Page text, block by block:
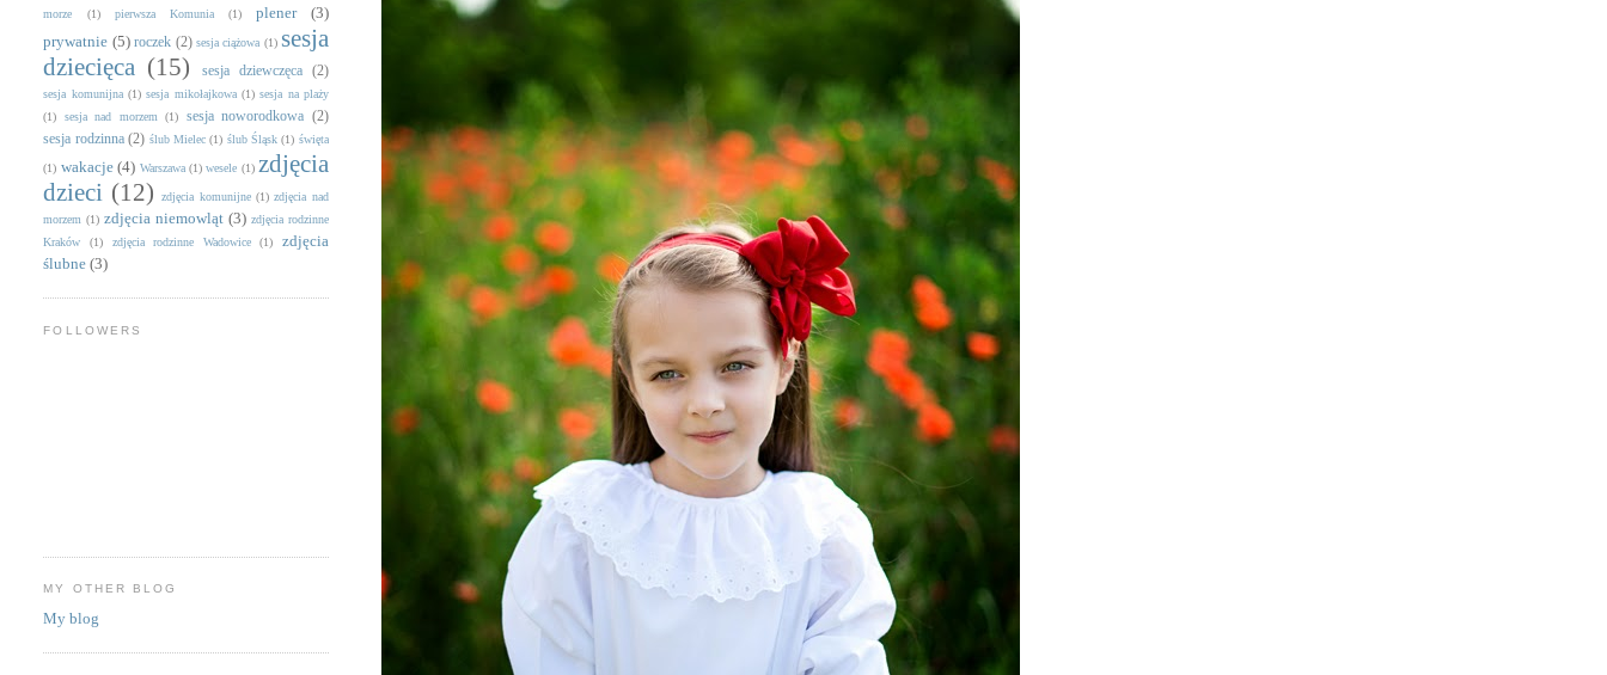
morze (1) pierwsza Komunia (1) plener
(3)
prywatnie (5) roczek (2) sesja ciążowa (1) sesja
dziecięca (15) sesja dziewczęca (2)
sesja komunijna (1) sesja mikołajkowa (1) sesja na plaży
(1)
sesja nad morzem (1) sesja noworodkowa (2)
sesja rodzinna (2) ślub Mielec (1) ślub Śląsk (1) święta
(1) wakacje (4) Warszawa (1) wesele (1) zdjęcia
dzieci (12) zdjęcia komunijne (1) zdjęcia nad
morzem (1) zdjęcia niemowląt (3) zdjęcia rodzinne
Kraków
(1) zdjęcia rodzinne Wadowice (1)
zdjęcia
ślubne (3)
FOLLOWERS
MY OTHER BLOG
My blog